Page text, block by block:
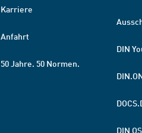
Karriere
Anfahrt
50 Jahre. 50 Normen.
DIN
DIN